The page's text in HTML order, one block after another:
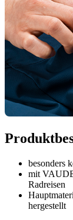
besonders
mit
Radreisen
hergestellt